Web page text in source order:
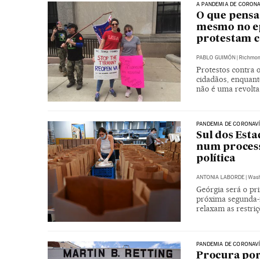
A PANDEMIA DE
O que
mesmo no
protestam
PABLO GUIMÓN |
Protestos contra
cidadãos,
não é uma
PANDEMIA DE
Sul dos
num
política
ANTONIA LABORDE |
Geórgia será o
próxima
relaxam as
PANDEMIA DE
Procura por